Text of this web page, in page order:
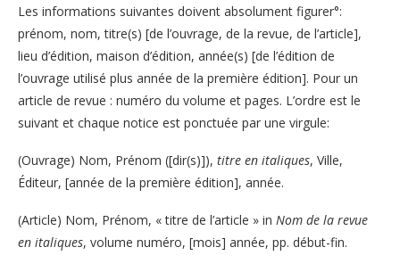
Les informations suivantes doivent absolument figurer°:
prénom, nom, titre(s) [de l’ouvrage, de la revue, de l’article],
lieu d’édition, maison d’édition, année(s) [de l’édition de
l’ouvrage utilisé plus année de la première édition]. Pour un
article de revue : numéro du volume et pages. L’ordre est le
suivant et chaque notice est ponctuée par une virgule:
(Ouvrage) Nom, Prénom ([dir(s)]), titre en italiques, Ville,
Éditeur, [année de la première édition], année.
(Article) Nom, Prénom, « titre de l’article » in Nom de la revue
en italiques, volume numéro, [mois] année, pp. début-fin.